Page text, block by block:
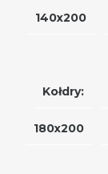
140x200
Kołdry:
180x200